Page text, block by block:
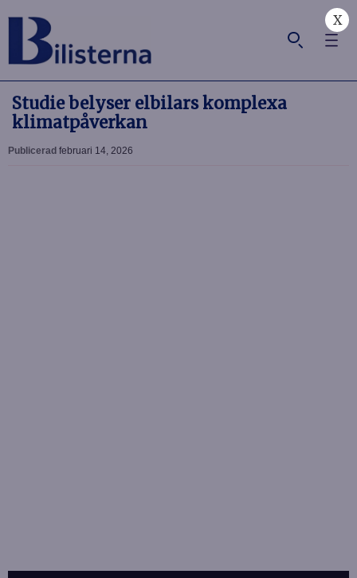
X
Studie belyser elbilars komplexa
klimatpåverkan
Publicerad februari 14, 2026